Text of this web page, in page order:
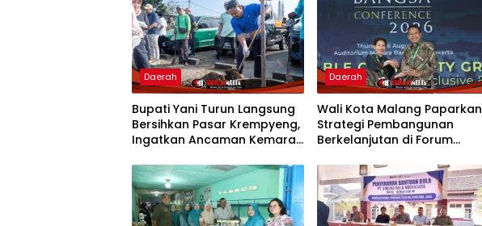
Daerah
Bupati Yani Turun Langsung
Bersihkan Pasar Krempyeng,
Ingatkan Ancaman Kemarau
Daerah
Wali Kota Malang Paparkan
Strategi Pembangunan
Berkelanjutan di Forum